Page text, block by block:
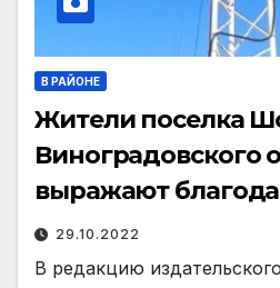
В РАЙОНЕ
Жители поселка
Виноградовского
выражают
29.10.2022
В редакцию